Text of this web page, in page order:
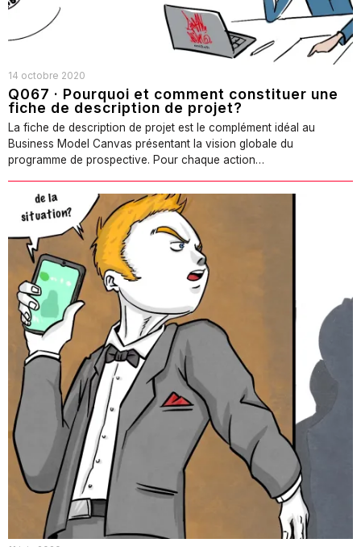
14 octobre 2020
Q067 · Pourquoi et comment constituer une
fiche de description de projet?
La fiche de description de projet est le complément idéal au
Business Model Canvas présentant la vision globale du
programme de prospective. Pour chaque action…